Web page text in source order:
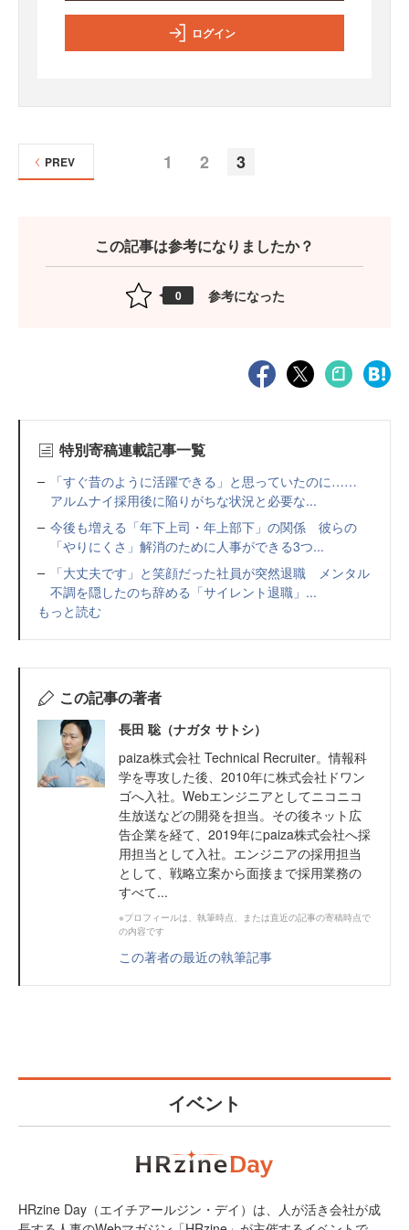
ログイン
1 2 3
PREV
この記事は参考になりましたか？
0 参考になった
特別寄稿連載記事一覧
「すぐ昔のように活躍できる」と思っていたのに……
アルムナイ採用後に陥りがちな状況と必要な...
今後も増える「年下上司・年上部下」の関係 彼らの
「やりにくさ」解消のために人事ができる3つ...
「大丈夫です」と笑顔だった社員が突然退職 メンタル
不調を隠したのち辞める「サイレント退職」...
もっと読む
この記事の著者
長田 聡（ナガタ サトシ）
paiza株式会社 Technical Recruiter。情報科
学を専攻した後、2010年に株式会社ドワン
ゴへ入社。Webエンジニアとしてニコニコ
生放送などの開発を担当。その後ネット広
告企業を経て、2019年にpaiza株式会社へ採
用担当として入社。エンジニアの採用担当
として、戦略立案から面接まで採用業務の
すべて...
※プロフィールは、執筆時点、または直近の記事の寄稿時点で
の内容です
この著者の最近の執筆記事
イベント
HRzine Day（エイチアールジン・デイ）は、人が活き会社が成